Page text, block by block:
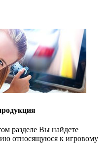
разделе Вы найдете
относящуюся к игровому